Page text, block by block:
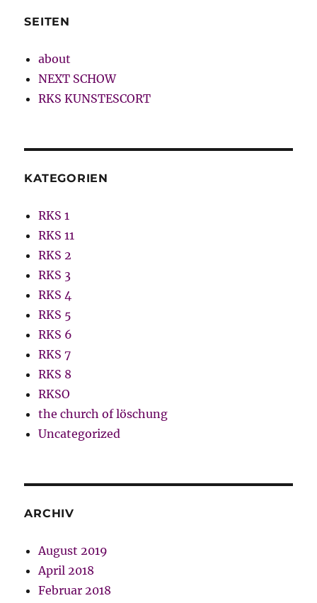
SEITEN
about
NEXT SCHOW
RKS KUNSTESCORT
KATEGORIEN
RKS 1
RKS 11
RKS 2
RKS 3
RKS 4
RKS 5
RKS 6
RKS 7
RKS 8
RKSO
the church of löschung
Uncategorized
ARCHIV
August 2019
April 2018
Februar 2018